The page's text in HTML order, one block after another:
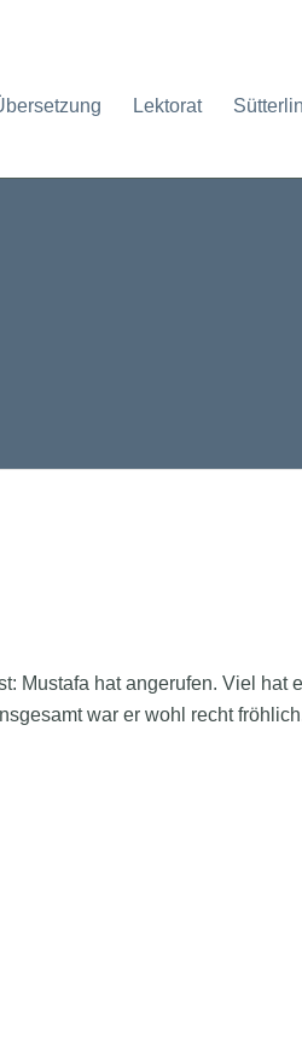
Lektorat
Mustafa hat angerufen. Viel hat
war er wohl recht